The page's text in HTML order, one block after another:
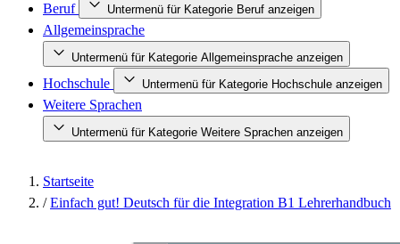
Beruf Untermenü für Kategorie Beruf anzeigen
Allgemeinsprache
Untermenü für Kategorie Allgemeinsprache anzeigen
Hochschule Untermenü für Kategorie Hochschule anzeigen
Weitere Sprachen
Untermenü für Kategorie Weitere Sprachen anzeigen
Startseite
/ Einfach gut! Deutsch für die Integration B1 Lehrerhandbuch